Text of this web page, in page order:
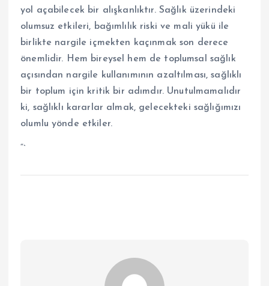
yol açabilecek bir alışkanlıktır. Sağlık üzerindeki
olumsuz etkileri, bağımlılık riski ve mali yükü ile
birlikte nargile içmekten kaçınmak son derece
önemlidir. Hem bireysel hem de toplumsal sağlık
açısından nargile kullanımının azaltılması, sağlıklı
bir toplum için kritik bir adımdır. Unutulmamalıdır
ki, sağlıklı kararlar almak, gelecekteki sağlığımızı
olumlu yönde etkiler.
“`